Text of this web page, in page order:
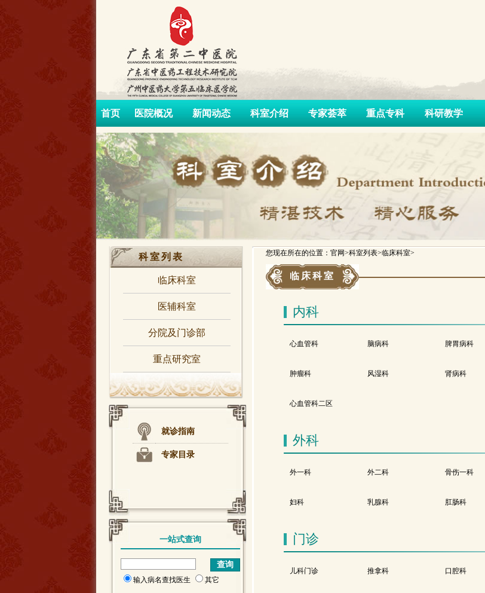
首页 医院概况 新闻动态 科室介绍 专家荟萃 重点专科 科研教学
科室列表
临床科室
医辅科室
分院及门诊部
重点研究室
就诊指南
专家目录
一站式查询
输入病名查找医生 其它
您现在所在的位置：官网>科室列表>临床科室>
临床科室
内科
心血管科 脑病科 脾胃病科
肿瘤科 风湿科 肾病科
心血管科二区
外科
外一科 外二科 骨伤一科
妇科 乳腺科 肛肠科
门诊
儿科门诊 推拿科 口腔科